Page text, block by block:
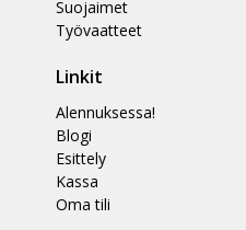
Suojaimet
Työvaatteet
Linkit
Alennuksessa!
Blogi
Esittely
Kassa
Oma tili